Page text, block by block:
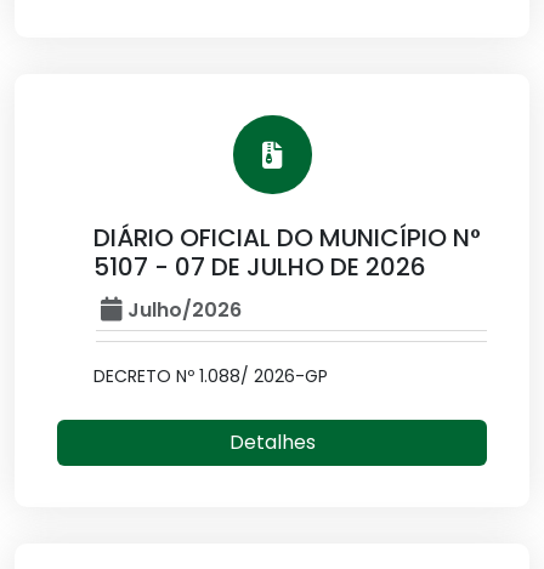
DIÁRIO OFICIAL DO MUNICÍPIO N°
5107 - 07 DE JULHO DE 2026
Julho/2026
DECRETO Nº 1.088/ 2026-GP
Detalhes